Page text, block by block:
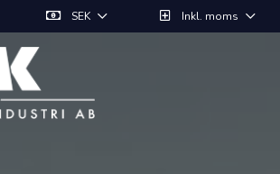
SEK Inkl. moms